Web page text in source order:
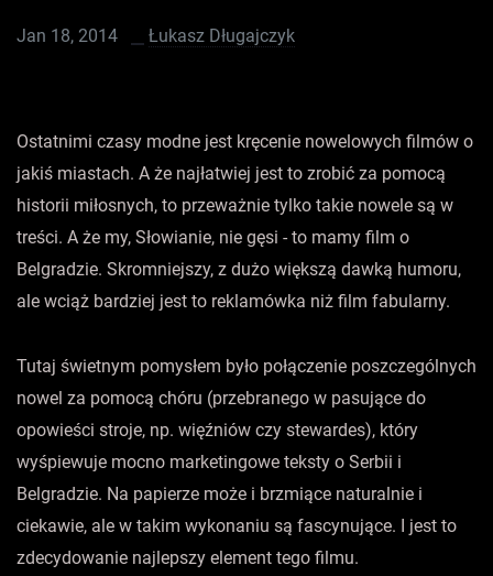
Jan 18, 2014 Łukasz Długajczyk
Ostatnimi czasy modne jest kręcenie nowelowych filmów o
jakiś miastach. A że najłatwiej jest to zrobić za pomocą
historii miłosnych, to przeważnie tylko takie nowele są w
treści. A że my, Słowianie, nie gęsi - to mamy film o
Belgradzie. Skromniejszy, z dużo większą dawką humoru,
ale wciąż bardziej jest to reklamówka niż film fabularny.
Tutaj świetnym pomysłem było połączenie poszczególnych
nowel za pomocą chóru (przebranego w pasujące do
opowieści stroje, np. więźniów czy stewardes), który
wyśpiewuje mocno marketingowe teksty o Serbii i
Belgradzie. Na papierze może i brzmiące naturalnie i
ciekawie, ale w takim wykonaniu są fascynujące. I jest to
zdecydowanie najlepszy element tego filmu.